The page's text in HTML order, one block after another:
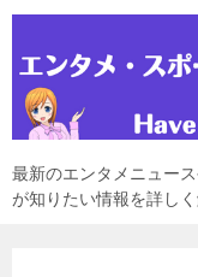
最新のエンタメニュー
が知りたい情報を詳し